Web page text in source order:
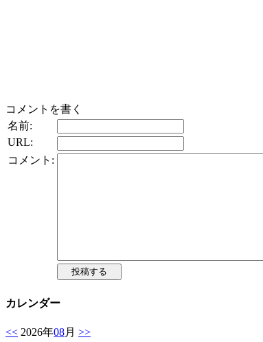
コメントを書く
名前:
URL:
コメント:
カレンダー
<< 2026年08月 >>